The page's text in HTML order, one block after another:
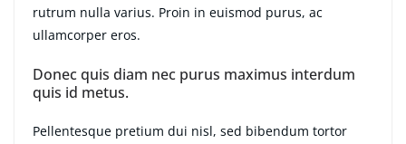
rutrum nulla varius. Proin in euismod purus, ac
ullamcorper eros.
Donec quis diam nec purus maximus interdum
quis id metus.
Pellentesque pretium dui nisl, sed bibendum tortor